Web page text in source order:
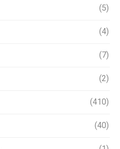
(5)
(4)
(7)
(2)
(410)
(40)